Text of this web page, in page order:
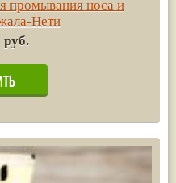
промывания носа и
Нети
руб.